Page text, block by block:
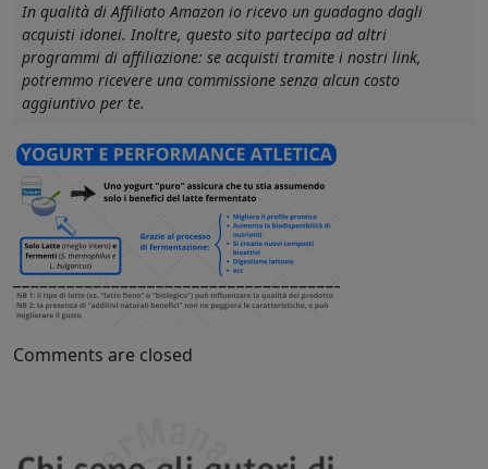
performance-
atletica-
benefici
In qualità di Affiliato Amazon io ricevo un guadagno dagli
acquisti idonei. Inoltre, questo sito partecipa ad altri
programmi di affiliazione: se acquisti tramite i nostri link,
potremmo ricevere una commissione senza alcun costo
aggiuntivo per te.
Comments are closed